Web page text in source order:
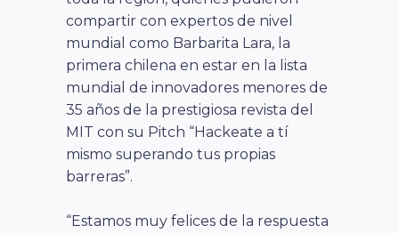
compartir con expertos de nivel
mundial como Barbarita Lara, la
primera chilena en estar en la lista
mundial de innovadores menores de
35 años de la prestigiosa revista del
MIT con su Pitch “Hackeate a tí
mismo superando tus propias
barreras”.
“Estamos muy felices de la respuesta